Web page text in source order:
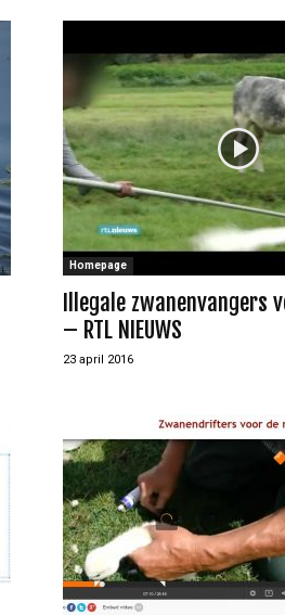
Homepage
Illegale zwanenvangers
– RTL NIEUWS
23 april 2016